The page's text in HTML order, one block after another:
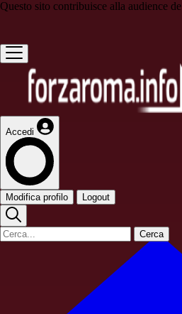
Questo sito contribuisce alla audience de
Accedi
Modifica profilo Logout
Cerca